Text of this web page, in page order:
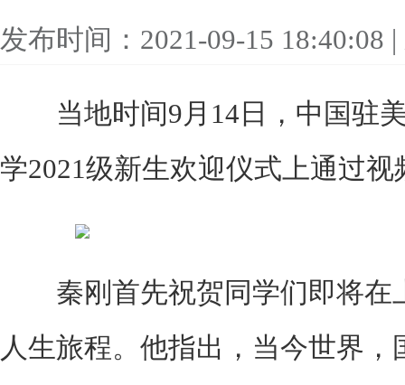
发布时间：2021-09-15 18:40:08
当地时间9月14日，中国驻美
学2021级新生欢迎仪式上通过
秦刚首先祝贺同学们即将在
人生旅程。他指出，当今世界